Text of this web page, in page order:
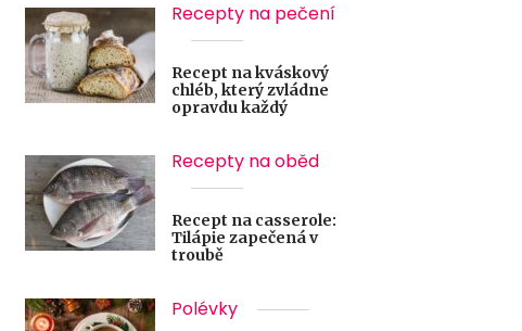
Recepty na pečení
Recept na kváskový
chléb, který zvládne
opravdu každý
Recepty na oběd
Recept na casserole:
Tilápie zapečená v
troubě
Polévky